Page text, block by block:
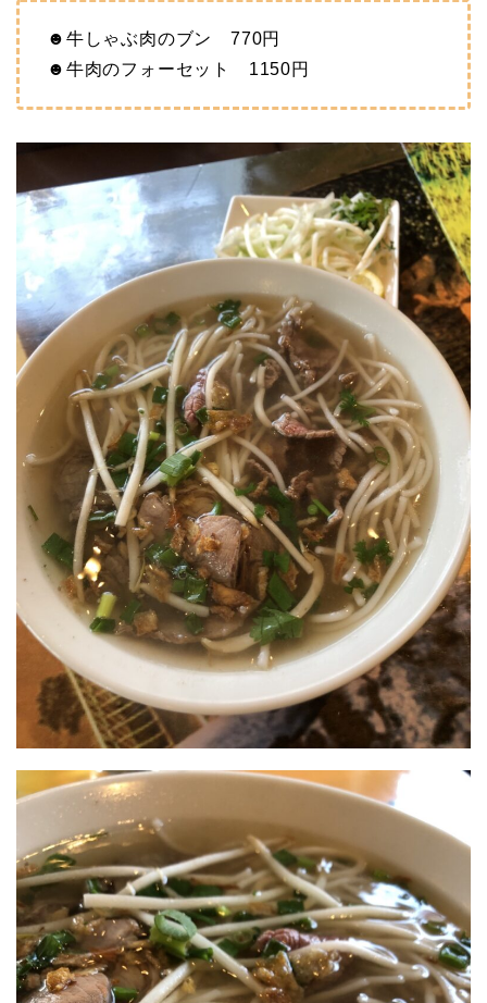
☻牛しゃぶ肉のブン 770円
☻牛肉のフォーセット 1150円